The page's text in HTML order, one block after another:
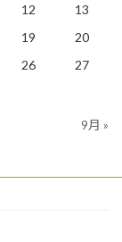
12
13
19
20
26
27
9月 »